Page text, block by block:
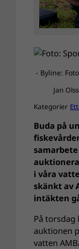
- Byline:
Jan
Kategorier
Buda på
i våra
skänkt av
intäkten
På torsdag
auktionen
vatten